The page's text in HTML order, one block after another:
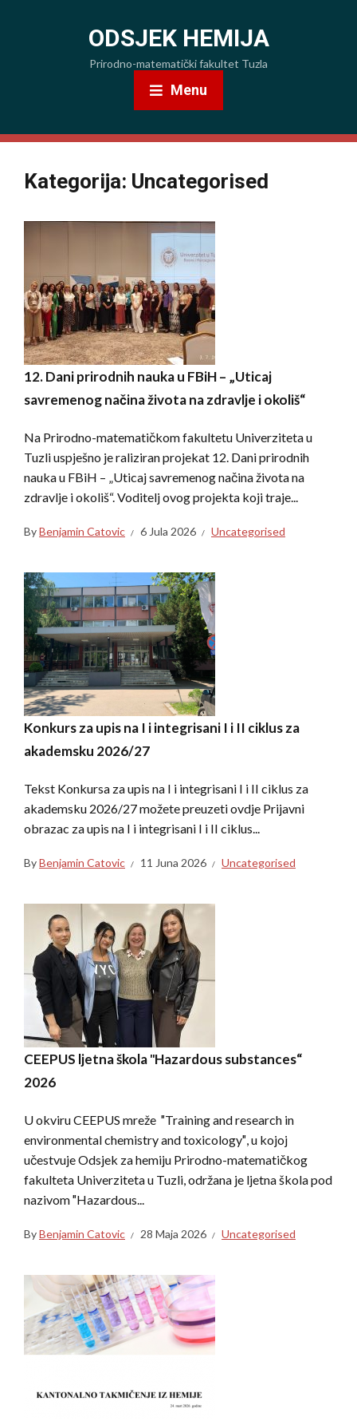
ODSJEK HEMIJA
Prirodno-matematički fakultet Tuzla
Menu
Kategorija: Uncategorised
12. Dani prirodnih nauka u FBiH – „Uticaj
savremenog načina života na zdravlje i okoliš“
Na Prirodno-matematičkom fakultetu Univerziteta u
Tuzli uspješno je raliziran projekat 12. Dani prirodnih
nauka u FBiH – „Uticaj savremenog načina života na
zdravlje i okoliš“. Voditelj ovog projekta koji traje...
ByBenjamin Catovic 6 Jula 2026 Uncategorised
Konkurs za upis na I i integrisani I i II ciklus za
akademsku 2026/27
Tekst Konkursa za upis na I i integrisani I i II ciklus za
akademsku 2026/27 možete preuzeti ovdje Prijavni
obrazac za upis na I i integrisani I i II ciklus...
ByBenjamin Catovic 11 Juna 2026 Uncategorised
CEEPUS ljetna škola ″Hazardous substances“
2026
U okviru CEEPUS mreže ″Training and research in
environmental chemistry and toxicology″, u kojoj
učestvuje Odsjek za hemiju Prirodno-matematičkog
fakulteta Univerziteta u Tuzli, održana je ljetna škola pod
nazivom ″Hazardous...
ByBenjamin Catovic 28 Maja 2026 Uncategorised